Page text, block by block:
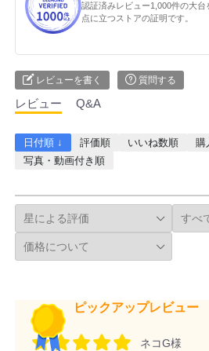
認証済みレビュー1,000件の大
点に立つストアの証明です。
レビューを書く 質問する
レビュー Q&A
日付順 ↓ 評価順 いいね数順 購
写真・動画付き順
ピックアップレビュー
ネコG様